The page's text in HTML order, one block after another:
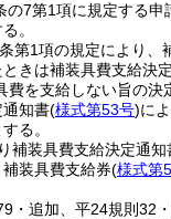
の7第1項に規定する申
。
第1項の規定により、
きは補装具費支給決
費を支給しない旨の決
知書(様式第53号)に
る。
補装具費支給決定通
装具費支給券(様式第
・追加、平24規則32